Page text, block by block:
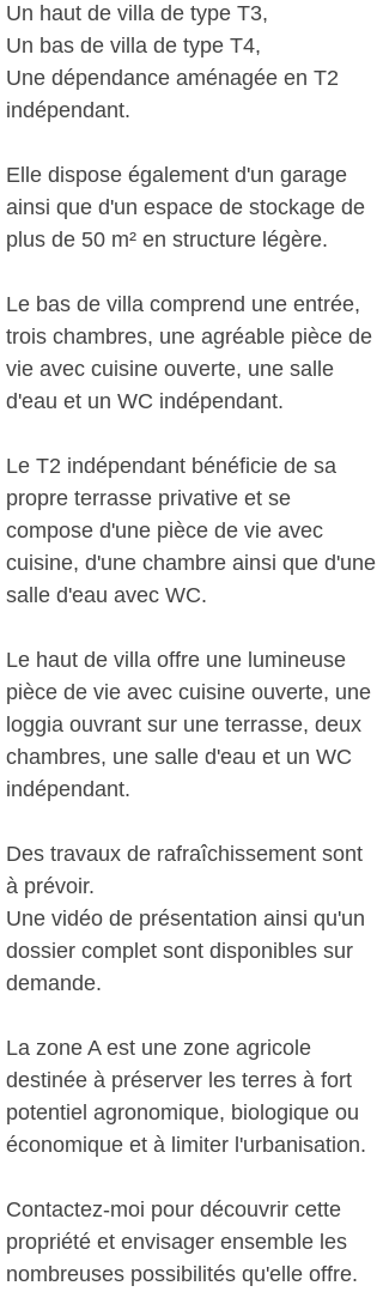
Un haut de villa de type T3,
Un bas de villa de type T4,
Une dépendance aménagée en T2
indépendant.
Elle dispose également d'un garage
ainsi que d'un espace de stockage de
plus de 50 m² en structure légère.
Le bas de villa comprend une entrée,
trois chambres, une agréable pièce de
vie avec cuisine ouverte, une salle
d'eau et un WC indépendant.
Le T2 indépendant bénéficie de sa
propre terrasse privative et se
compose d'une pièce de vie avec
cuisine, d'une chambre ainsi que d'une
salle d'eau avec WC.
Le haut de villa offre une lumineuse
pièce de vie avec cuisine ouverte, une
loggia ouvrant sur une terrasse, deux
chambres, une salle d'eau et un WC
indépendant.
Des travaux de rafraîchissement sont
à prévoir.
Une vidéo de présentation ainsi qu'un
dossier complet sont disponibles sur
demande.
La zone A est une zone agricole
destinée à préserver les terres à fort
potentiel agronomique, biologique ou
économique et à limiter l'urbanisation.
Contactez-moi pour découvrir cette
propriété et envisager ensemble les
nombreuses possibilités qu'elle offre.